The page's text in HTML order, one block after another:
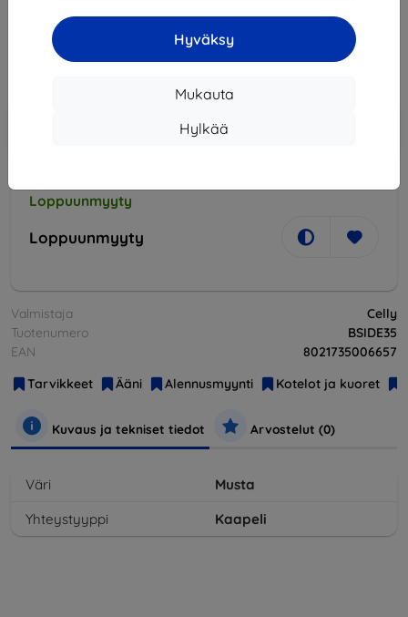
Hyväksy
Mukauta
Hylkää
18,90 €
17,01 €
Alennus kupongilla
Loppuunmyyty
Loppuunmyyty
Valmistaja
Celly
Tuotenumero
BSIDE35
EAN
8021735006657
Tarvikkeet
Ääni Alennusmyynti Kotelot ja kuoret
Kuvaus ja tekniset tiedot Arvostelut (0)
Väri
Musta
Yhteystyyppi
Kaapeli